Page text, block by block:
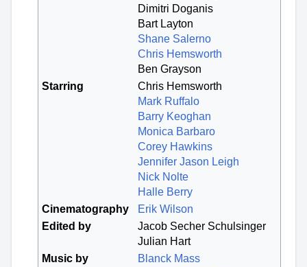
Dimitri Doganis
Bart Layton
Shane Salerno
Chris Hemsworth
Ben Grayson
Starring
Chris Hemsworth
Mark Ruffalo
Barry Keoghan
Monica Barbaro
Corey Hawkins
Jennifer Jason Leigh
Nick Nolte
Halle Berry
Cinematography
Erik Wilson
Edited by
Jacob Secher Schulsinger
Julian Hart
Music by
Blanck Mass